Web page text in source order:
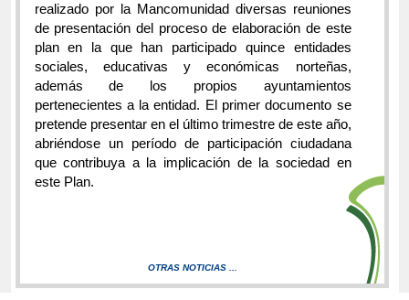
realizado por la Mancomunidad diversas reuniones
de presentación del proceso de elaboración de este
plan en la que han participado quince entidades
sociales, educativas y económicas norteñas,
además de los propios ayuntamientos
pertenecientes a la entidad. El primer documento se
pretende presentar en el último trimestre de este año,
abriéndose un período de participación ciudadana
que contribuya a la implicación de la sociedad en
este Plan.
OTRAS NOTICIAS ...